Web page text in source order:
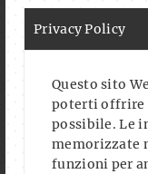
Privacy Policy
Questo sito
poterti offrire
possibile. Le
memorizzate
funzioni per
Mehr laden